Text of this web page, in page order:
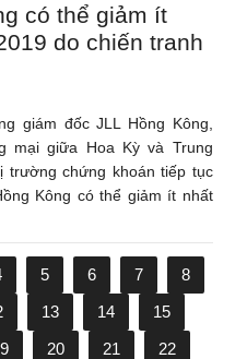
có thể giảm ít
do chiến tranh
giám đốc JLL Hồng Kông,
mại giữa Hoa Kỳ và Trung
trường chứng khoán tiếp tục
Kông có thể giảm ít nhất
5 6 7
8
13 14
15
20 21
22